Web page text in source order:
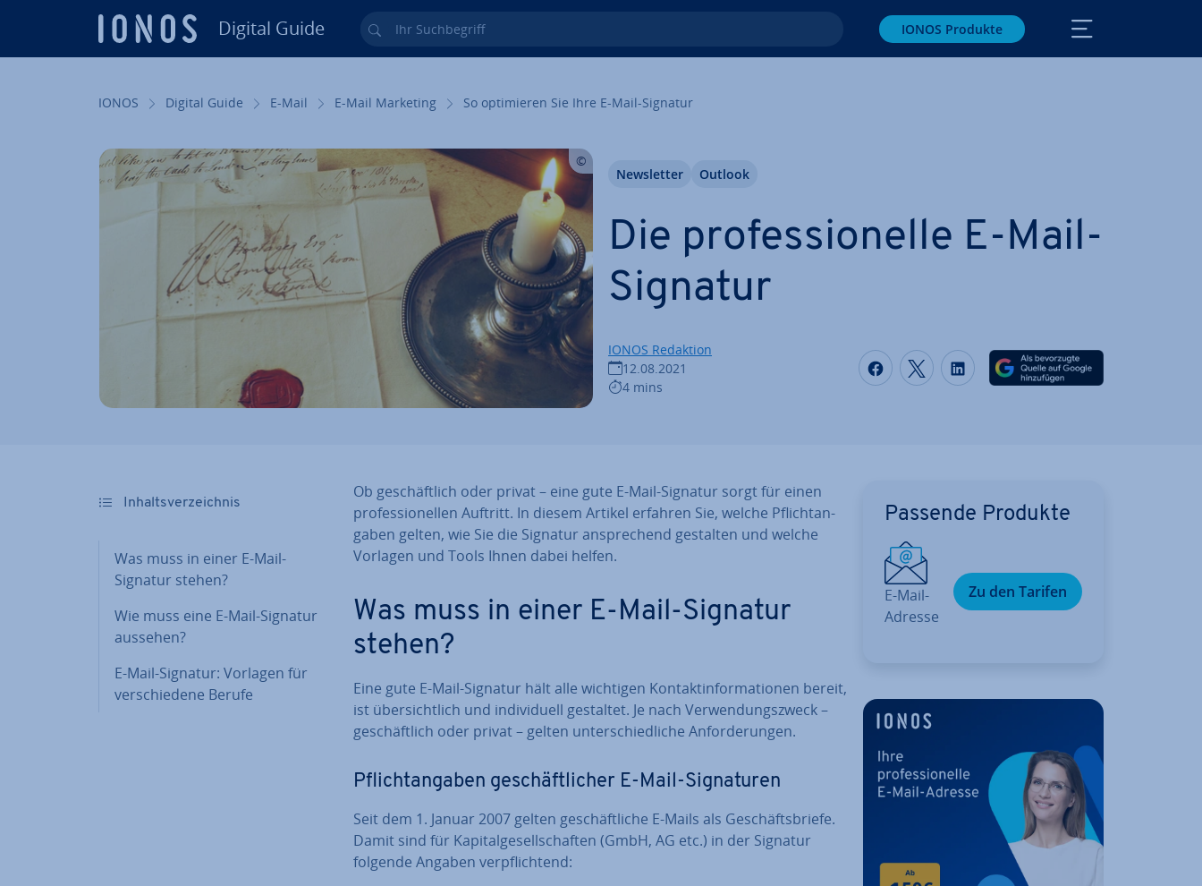
Digital Guide Ihr Such­be­griff IONOS Produkte
IONOS Digital Guide E-Mail E-Mail Marketing So op­ti­mie­ren Sie Ihre E-Mail-Signatur
Die pro­fes­sio­nel­le E-Mail-
Signatur
IONOS Redaktion
12.08.2021
4 mins
Auf Facebook teilen
Auf Twitter teilen
Auf LinkedIn teilen
News­let­ter Outlook
In­halts­ver­zeich­nis
Was muss in einer E-Mail-
Signatur stehen?
Wie muss eine E-Mail-Signatur
aussehen?
E-Mail-Signatur: Vorlagen für
ver­schie­de­ne Berufe
Ob ge­schäft­lich oder privat – eine gute E-Mail-Signatur sorgt für einen
pro­fes­sio­nel­len Auftritt. In diesem Artikel erfahren Sie, welche Pflicht­an­
ga­ben gelten, wie Sie die Signatur an­spre­chend gestalten und welche
Vorlagen und Tools Ihnen dabei helfen.
Was muss in einer E-Mail-Signatur
stehen?
Eine gute E-Mail-Signatur hält alle wichtigen Kon­takt­in­for­ma­tio­nen bereit,
ist über­sicht­lich und in­di­vi­du­ell gestaltet. Je nach Ver­wen­dungs­zweck –
ge­schäft­lich oder privat – gelten un­ter­schied­li­che An­for­de­run­gen.
Pflicht­an­ga­ben ge­schäft­li­cher E-Mail-Si­gna­tu­ren
Seit dem 1. Januar 2007 gelten ge­schäft­li­che E-Mails als Ge­schäfts­brie­fe.
Damit sind für Ka­pi­tal­ge­sell­schaf­ten (GmbH, AG etc.) in der Signatur
folgende Angaben ver­pflich­tend:
Passende Produkte
E-Mail-
Adresse
Zu den Tarifen